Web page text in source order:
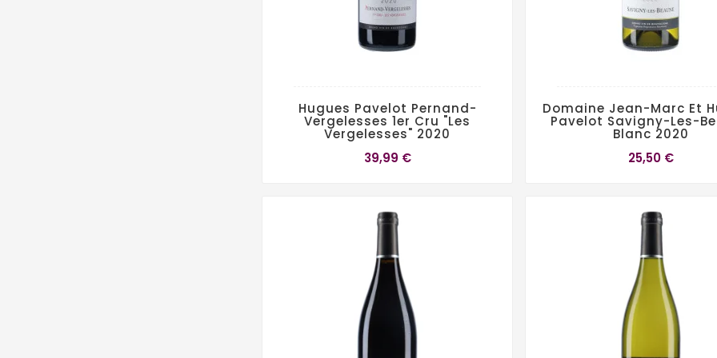
Hugues Pavelot Pernand-
Vergelesses 1er Cru "Les
Vergelesses" 2020
39,99 €
Domaine Jean-Marc Et
Pavelot Savigny-Les-
Blanc 2020
25,50 €